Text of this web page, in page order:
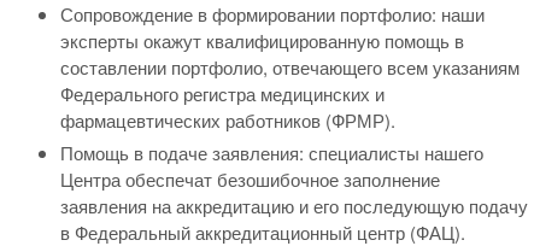
Сопровождение в формировании портфолио: наши
эксперты окажут квалифицированную помощь в
составлении портфолио, отвечающего всем указаниям
Федерального регистра медицинских и
фармацевтических работников (ФРМР).
Помощь в подаче заявления: специалисты нашего
Центра обеспечат безошибочное заполнение
заявления на аккредитацию и его последующую подачу
в Федеральный аккредитационный центр (ФАЦ).